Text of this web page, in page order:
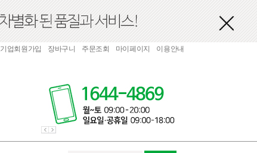
기업회원가입 장바구니 주문조회 마이페이지 이용안내